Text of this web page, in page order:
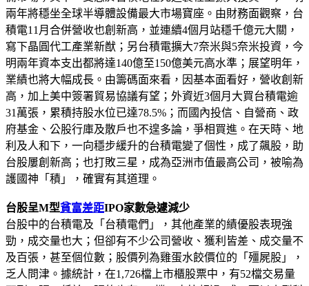
兩年將穩坐全球半導體設備最大市場寶座。由財務面觀察，台
積電11月合併營收也創新高，並連續4個月站穩千億元大關，
寫下晶圓代工產業新猷；另台積電擴大7奈米與5奈米投資，今
明兩年資本支出都將達140億至150億美元高水準；展望明年，
業績也將大幅成長。由籌碼面來看，因基本面看好，營收創新
高，加上美中簽署貿易協議有望；外資近3個月大買台積電逾
31萬張，累積持股水位已達78.5%；而國內投信、自營商、政
府基金、公股行庫及散戶也不遑多論，爭相買進。在天時、地
利及人和下，一向穩步緩升的台積電變了個性，成了飆股，助
台股屢創新高；也打敗三星，成為亞洲市值最高公司，被喻為
護國神「積」，確實有其道理。
台股呈M型貧富差距IPO家數急遽減少
台股中的台積電及「台積電們」，其他產業的績優股表現強
勁，成交量也大；但卻有不少公司營收、獲利皆差、成交量不
及百張，甚至個位數；股價列為雞蛋水餃價位的「殭屍股」，
乏人問津。據統計，在1,726檔上市櫃股票中，有52檔交易量